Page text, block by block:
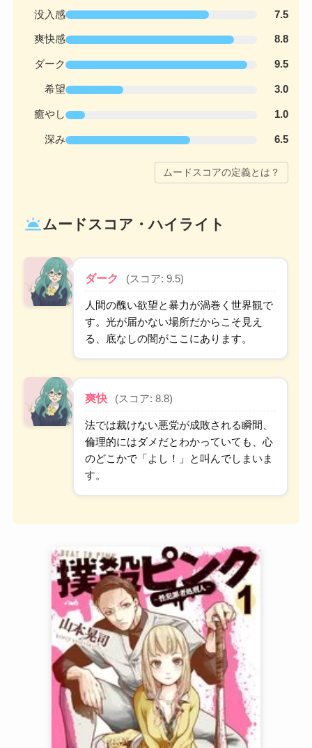
没入感 7.5
爽快感 8.8
ダーク 9.5
希望 3.0
癒やし 1.0
深み 6.5
ムードスコアの定義とは？
wb_twilightムードスコア・ハイライト
ダーク (スコア: 9.5)
人間の醜い欲望と暴力が渦巻く世界観で
す。光が届かない場所だからこそ見え
る、底なしの闇がここにあります。
爽快 (スコア: 8.8)
法では裁けない悪党が成敗される瞬間、
倫理的にはダメだとわかっていても、心
のどこかで「よし！」と叫んでしまいま
す。